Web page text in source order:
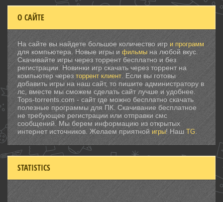
О САЙТЕ
На сайте вы найдете большое количество игр и программ
для компьютера. Новые игры и фильмы на любой вкус.
Скачивайте игры через торрент бесплатно и без
регистрации. Новинки игр скачать через торрент на
компьютер через торрент клиент. Если вы готовы
добавить игры на наш сайт, то пишите администратору в
лс, вместе мы сможем сделать сайт лучше и удобнее.
Tops-torrents.com - сайт где можно бесплатно скачать
полезные программы для ПК. Скачивание бесплатное
не требующее регистрации или отправки смс
сообщений. Мы берем информацию из открытых
интернет источников. Желаем приятной игры! Наш TG.
STATISTICS